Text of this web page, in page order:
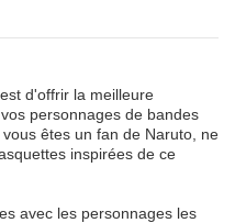
d'offrir la meilleure
personnages de bandes
êtes un fan de Naruto, ne
inspirées de ce
avec les personnages les